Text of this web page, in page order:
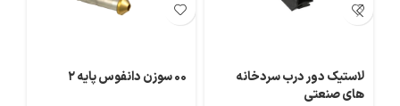
لاستیک دور درب سردخانه
های صنعتی
۰۰ سوزن دانفوس پايه ۲